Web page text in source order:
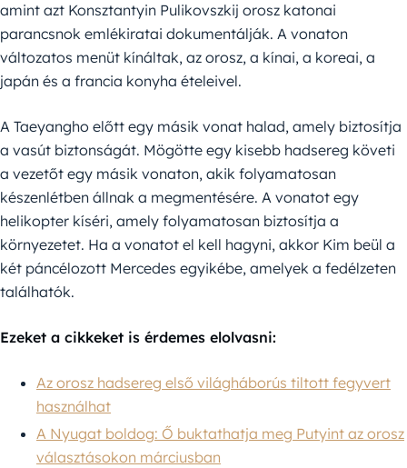
amint azt Konsztantyin Pulikovszkij orosz katonai
parancsnok emlékiratai dokumentálják. A vonaton
változatos menüt kínáltak, az orosz, a kínai, a koreai, a
japán és a francia konyha ételeivel.
A Taeyangho előtt egy másik vonat halad, amely biztosítja
a vasút biztonságát. Mögötte egy kisebb hadsereg követi
a vezetőt egy másik vonaton, akik folyamatosan
készenlétben állnak a megmentésére. A vonatot egy
helikopter kíséri, amely folyamatosan biztosítja a
környezetet. Ha a vonatot el kell hagyni, akkor Kim beül a
két páncélozott Mercedes egyikébe, amelyek a fedélzeten
találhatók.
Ezeket a cikkeket is érdemes elolvasni:
Az orosz hadsereg első világháborús tiltott fegyvert
használhat
A Nyugat boldog: Ő buktathatja meg Putyint az orosz
választásokon márciusban